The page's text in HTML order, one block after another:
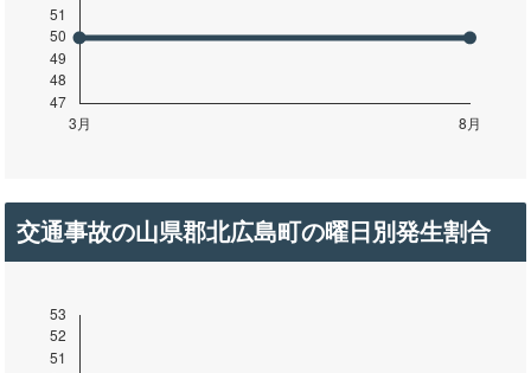
交通事故の山県郡北広島町の曜日別発生割合